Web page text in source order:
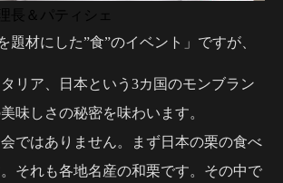
＆パティシェ
題材にした”食”のイベント」ですが、
リア、日本という3カ国のモンブラン
味しさの秘密を味わいます。
ではありません。まず日本の栗の食べ
それも各地名産の和栗です。その中で